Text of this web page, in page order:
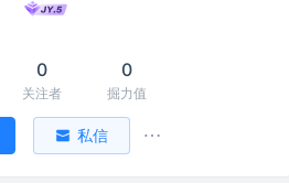
0
关注者
0
掘力值
私信